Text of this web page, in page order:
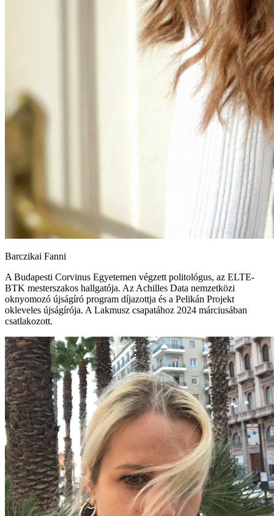
Barczikai Fanni
A Budapesti Corvinus Egyetemen végzett politológus, az ELTE-
BTK mesterszakos hallgatója. Az Achilles Data nemzetközi
oknyomozó újságíró program díjazottja és a Pelikán Projekt
okleveles újságírója. A Lakmusz csapatához 2024 márciusában
csatlakozott.